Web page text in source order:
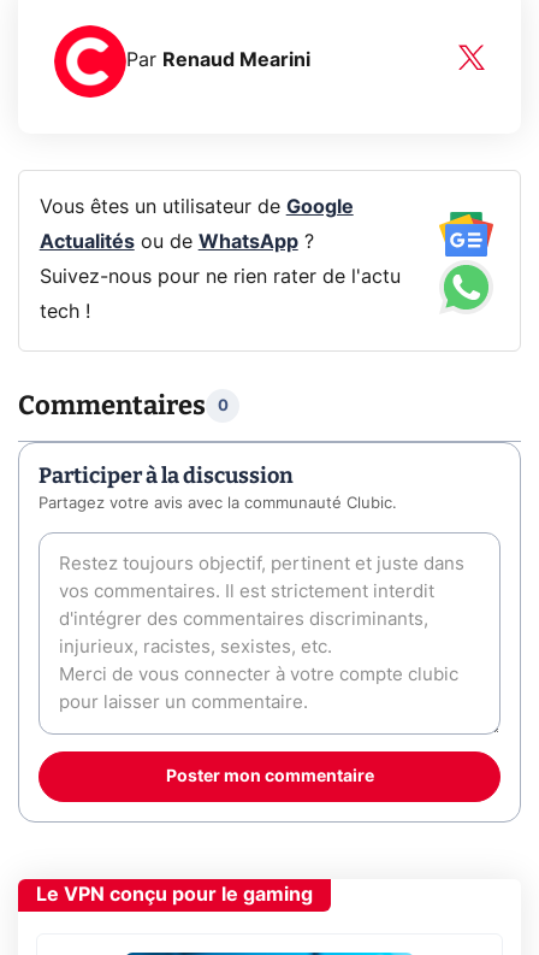
Par Renaud Mearini
Vous êtes un utilisateur de Google
Actualitésou de WhatsApp?
Suivez-nous pour ne rien rater de l'actu
tech !
Commentaires 0
Participer à la discussion
Partagez votre avis avec la communauté Clubic.
Poster mon commentaire
Le VPN conçu pour le gaming